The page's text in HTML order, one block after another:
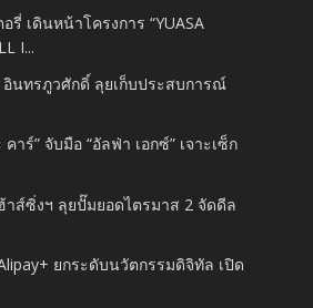
รี่ เดินหน้าโครงการ “YUASA
I...
นทรภูวศักดิ์ ลุยเก็บประสบการณ์
คาร์” จับมือ “อัลฟ่า เอกซ์” เจาะเซ็ก
าส์ซิ่งฯ ลุยปั๊มยอดไตรมาส 2 จัดดีล
ยกระดับนวัตกรรมดิจิทัล เปิด